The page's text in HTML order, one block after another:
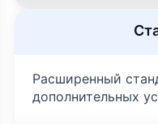
Расширенный
дополнительных